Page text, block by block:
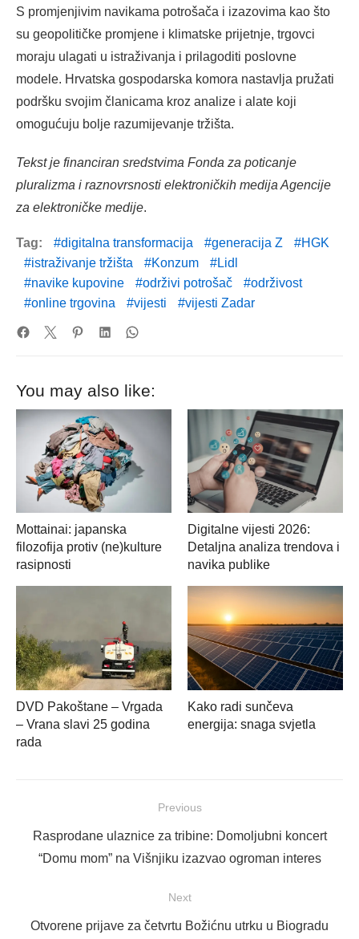
S promjenjivim navikama potrošača i izazovima kao što
su geopolitičke promjene i klimatske prijetnje, trgovci
moraju ulagati u istraživanja i prilagoditi poslovne
modele. Hrvatska gospodarska komora nastavlja pružati
podršku svojim članicama kroz analize i alate koji
omogućuju bolje razumijevanje tržišta.
Tekst je financiran sredstvima Fonda za poticanje
pluralizma i raznovrsnosti elektroničkih medija Agencije
za elektroničke medije.
Tag: digitalna transformacija generacija Z
HGK
istraživanje tržišta
Konzum
Lidl
navike kupovine
održivi potrošač
održivost
online trgovina
vijesti vijesti Zadar
You may also like:
Mottainai: japanska
filozofija protiv (ne)kulture
rasipnosti
Digitalne vijesti 2026:
Detaljna analiza trendova i
navika publike
DVD Pakoštane – Vrgada
– Vrana slavi 25 godina
rada
Kako radi sunčeva
energija: snaga svjetla
objava
Previous
Previous
post:
Rasprodane ulaznice za tribine: Domoljubni koncert
“Domu mom” na Višnjiku izazvao ogroman interes
Next
Next
Otvorene prijave za četvrtu Božićnu utrku u Biogradu